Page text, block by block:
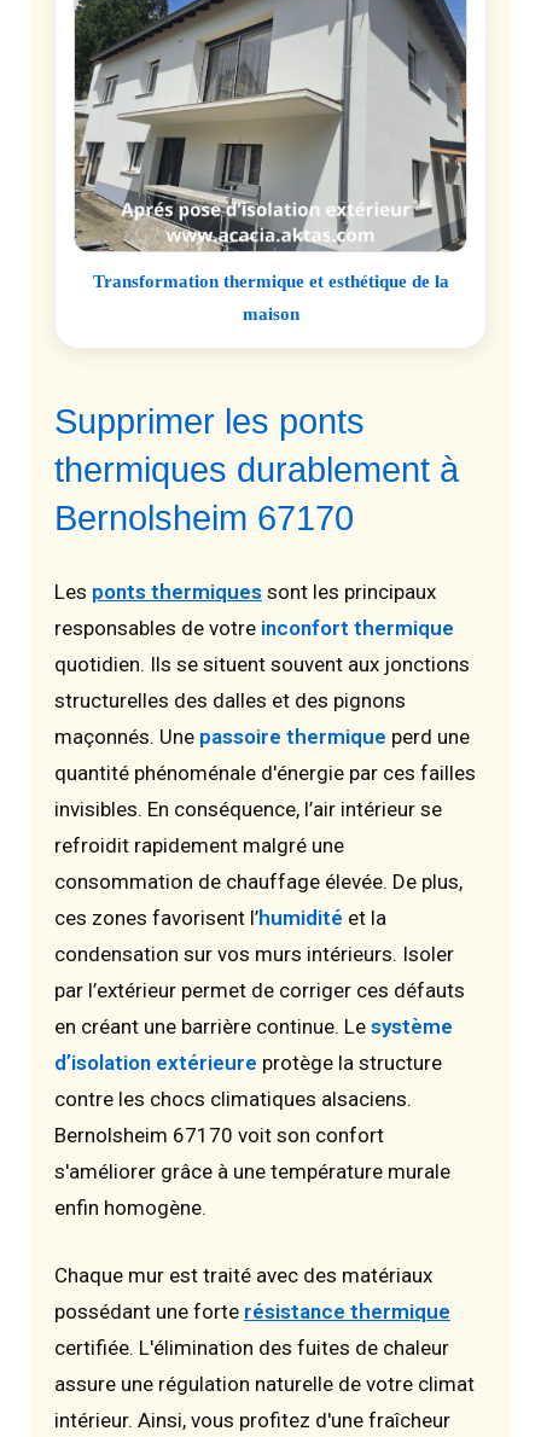
Transformation thermique et esthétique de la
maison
Supprimer les ponts
thermiques durablement à
Bernolsheim 67170
Les ponts thermiques sont les principaux
responsables de votre inconfort thermique
quotidien. Ils se situent souvent aux jonctions
structurelles des dalles et des pignons
maçonnés. Une passoire thermique perd une
quantité phénoménale d'énergie par ces failles
invisibles. En conséquence, l’air intérieur se
refroidit rapidement malgré une
consommation de chauffage élevée. De plus,
ces zones favorisent l’humidité et la
condensation sur vos murs intérieurs. Isoler
par l’extérieur permet de corriger ces défauts
en créant une barrière continue. Le système
d’isolation extérieure protège la structure
contre les chocs climatiques alsaciens.
Bernolsheim 67170 voit son confort
s'améliorer grâce à une température murale
enfin homogène.
Chaque mur est traité avec des matériaux
possédant une forte résistance thermique
certifiée. L'élimination des fuites de chaleur
assure une régulation naturelle de votre climat
intérieur. Ainsi, vous profitez d'une fraîcheur